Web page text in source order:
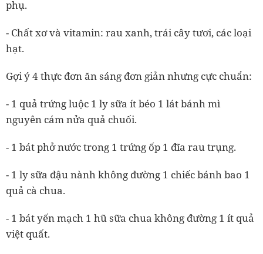
phụ.
- Chất xơ và vitamin: rau xanh, trái cây tươi, các loại
hạt.
Gợi ý 4 thực đơn ăn sáng đơn giản nhưng cực chuẩn:
- 1 quả trứng luộc 1 ly sữa ít béo 1 lát bánh mì
nguyên cám nửa quả chuối.
- 1 bát phở nước trong 1 trứng ốp 1 đĩa rau trụng.
- 1 ly sữa đậu nành không đường 1 chiếc bánh bao 1
quả cà chua.
- 1 bát yến mạch 1 hũ sữa chua không đường 1 ít quả
việt quất.